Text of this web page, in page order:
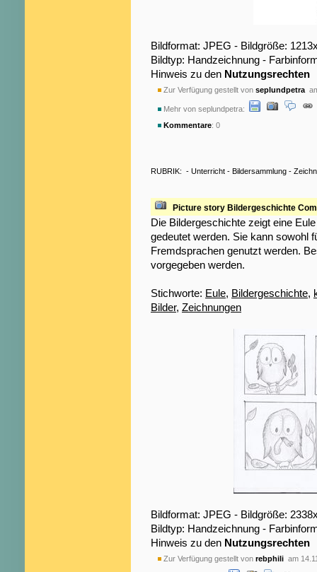
Bildformat: JPEG - Bildgröße:
Bildtyp: Handzeichnung -
Hinweis zu den Nutzungsrechten
Zur Verfügung gestellt von seplundpetra
Mehr von seplundpetra:
Kommentare: 0
RUBRIK: - Unterricht - Bildersammlung -
Picture story Bildergeschichte
Die Bildergeschichte zeigt eine
gedeutet werden. Sie kann sowohl
Fremdsprachen genutzt werden.
vorgegeben werden.
Stichworte: Eule, Bildergeschichte,
Bilder, Zeichnungen
Bildformat: JPEG - Bildgröße:
Bildtyp: Handzeichnung -
Hinweis zu den Nutzungsrechten
Zur Verfügung gestellt von rebphili am